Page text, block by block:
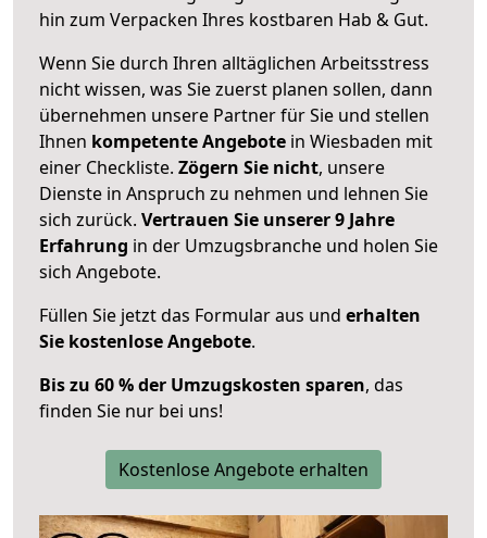
hin zum Verpacken Ihres kostbaren Hab & Gut.
Wenn Sie durch Ihren alltäglichen Arbeitsstress
nicht wissen, was Sie zuerst planen sollen, dann
übernehmen unsere Partner für Sie und stellen
Ihnen kompetente Angebote in Wiesbaden mit
einer Checkliste. Zögern Sie nicht, unsere
Dienste in Anspruch zu nehmen und lehnen Sie
sich zurück. Vertrauen Sie unserer 9 Jahre
Erfahrung in der Umzugsbranche und holen Sie
sich Angebote.
Füllen Sie jetzt das Formular aus und erhalten
Sie kostenlose Angebote.
Bis zu 60 % der Umzugskosten sparen, das
finden Sie nur bei uns!
Kostenlose Angebote erhalten